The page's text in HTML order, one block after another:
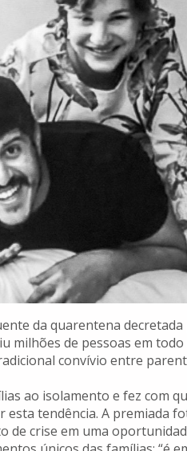
da quarentena
milhões de pessoas em
convívio entre
ao isolamento e fez com
esta tendência. A premiada
crise em uma